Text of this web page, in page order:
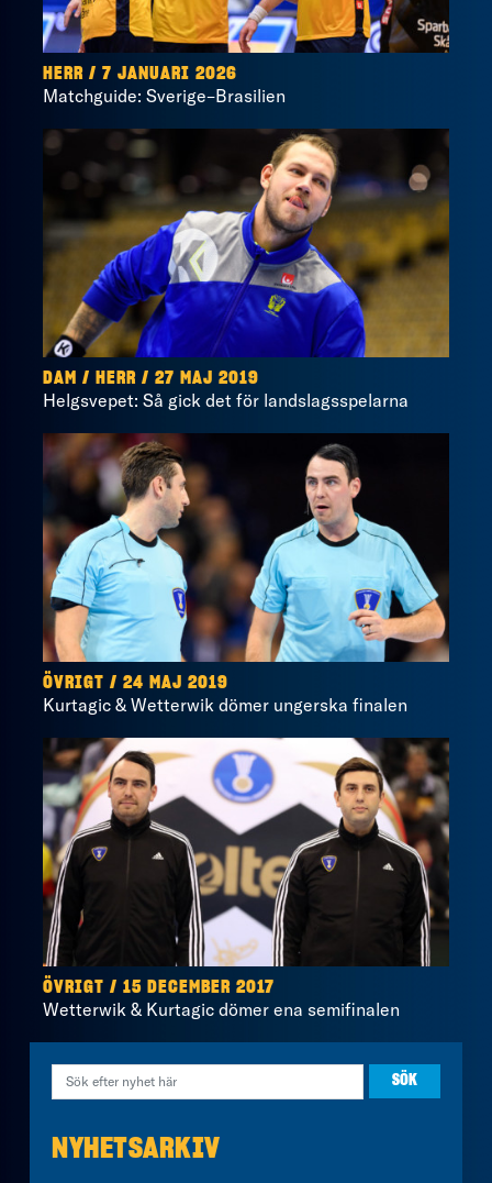
HERR / 7 JANUARI 2026
Matchguide: Sverige–Brasilien
DAM / HERR / 27 MAJ 2019
Helgsvepet: Så gick det för landslagsspelarna
ÖVRIGT / 24 MAJ 2019
Kurtagic & Wetterwik dömer ungerska finalen
ÖVRIGT / 15 DECEMBER 2017
Wetterwik & Kurtagic dömer ena semifinalen
NYHETSARKIV